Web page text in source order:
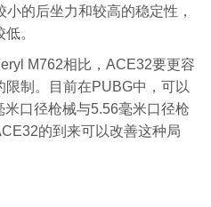
的后坐力和较高的稳定性，
。
M762相比，ACE32要更容
制。目前在PUBG中，可以
口径枪械与5.56毫米口径枪
的到来可以改善这种局